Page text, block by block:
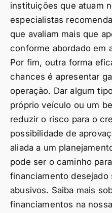
instituições que atuam
especialistas
que avaliam mais que
conforme abordado em
Por fim, outra forma
chances é apresentar
operação. Dar algum
próprio veículo ou um
reduzir o risco para o
possibilidade de
aliada a um
pode ser o caminho
financiamento
abusivos. Saiba mais
financiamentos na